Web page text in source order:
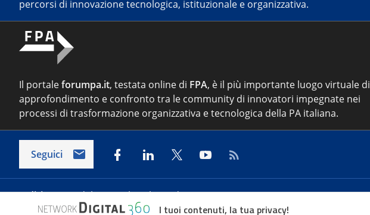
percorsi di innovazione tecnologica, istituzionale e organizzativa.
Il portaleforumpa.it, testata online di FPA, è il più importante luogo virtuale di
approfondimento e confronto tra le community di innovatori impegnate nei
processi di trasformazione organizzativa e tecnologica della PA italiana.
Seguici
Indirizzo:Via del Porto Fluviale 67/d – 00154 Roma
I tuoi contenuti, la tua privacy!